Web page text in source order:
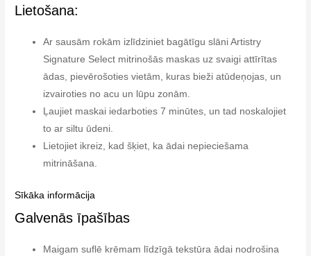
Lietošana:
Ar sausām rokām izlīdziniet bagātīgu slāni Artistry
Signature Select mitrinošās maskas uz svaigi attīrītas
ādas, pievērošoties vietām, kuras bieži atūdeņojas, un
izvairoties no acu un lūpu zonām.
Ļaujiet maskai iedarboties 7 minūtes, un tad noskalojiet
to ar siltu ūdeni.
Lietojiet ikreiz, kad šķiet, ka ādai nepieciešama
mitrināšana.
Sīkāka informācija
Galvenās īpašības
Maigam suflē krēmam līdzīgā tekstūra ādai nodrošina